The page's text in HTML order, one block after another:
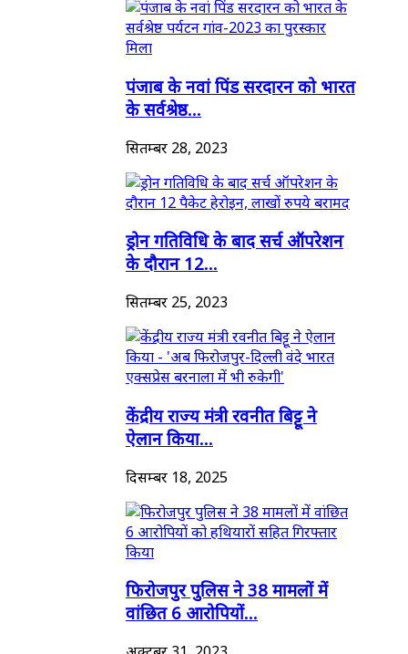
पंजाब के नवां पिंड सरदारन को भारत
के सर्वश्रेष्ठ...
सितम्बर 28, 2023
ड्रोन गतिविधि के बाद सर्च ऑपरेशन
के दौरान 12...
सितम्बर 25, 2023
केंद्रीय राज्य मंत्री रवनीत बिट्टू ने
ऐलान किया...
दिसम्बर 18, 2025
फिरोजपुर पुलिस ने 38 मामलों में
वांछित 6 आरोपियों...